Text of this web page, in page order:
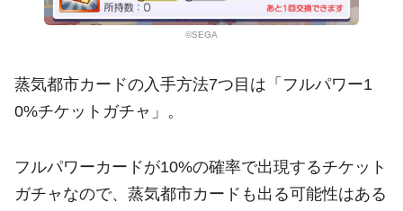
©SEGA
蒸気都市カードの入手方法7つ目は「フルパワー1
0%チケットガチャ」。
フルパワーカードが10%の確率で出現するチケット
ガチャなので、蒸気都市カードも出る可能性はある